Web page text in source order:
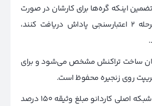
اینکه گره‌ها برای کارشان در صورت
عدم موفقیت مرحله 2 اعتبارسنجی پاداش دریافت کنند،
ساخت تراکنش مشخص می‌شود و برای
روی زنجیره محفوظ است.
در حال حاضر، در شبکه اصلی کاردانو مبلغ وثیقه 150 درصد